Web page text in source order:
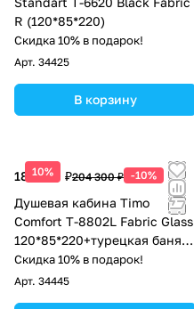
R (120*85*220)
Скидка 10% в подарок!
Арт. 34425
В корзину
10%
183 870 ₽204 300 ₽ -10%
Душевая кабина Timo
Comfort T-8802L Fabric Glass
120*85*220+турецкая баня
хамам+стульчик прозрачный
Скидка 10% в подарок!
Арт. 34445